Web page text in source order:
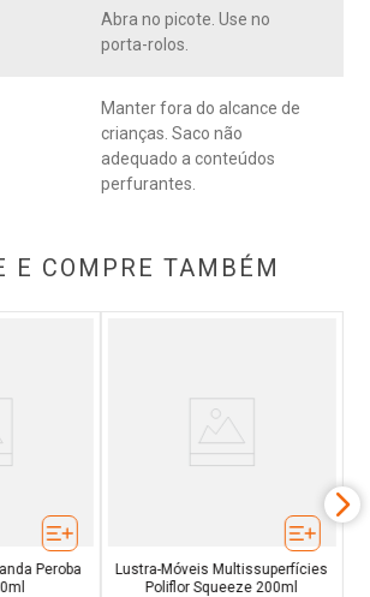
Abra no picote. Use no
porta-rolos.
Manter fora do alcance de
crianças. Saco não
adequado a conteúdos
perfurantes.
E COMPRE TAMBÉM
Peroba
Lustra-Móveis Multissuperfícies
Poliflor Squeeze 200ml